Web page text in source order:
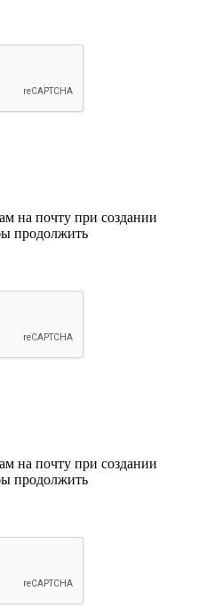
на почту при создании
продолжить
на почту при создании
продолжить